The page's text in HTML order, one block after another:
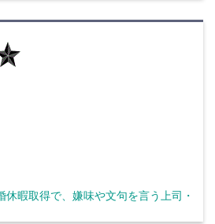
暇取得で、嫌味や文句を言う上司・